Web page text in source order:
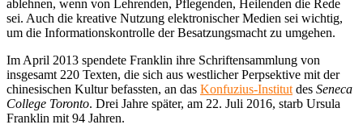
ablehnen, wenn von Lehrenden, Pflegenden, Heilenden die Rede
sei. Auch die kreative Nutzung elektronischer Medien sei wichtig,
um die Informationskontrolle der Besatzungsmacht zu umgehen.
Im April 2013 spendete Franklin ihre Schriftensammlung von
insgesamt 220 Texten, die sich aus westlicher Perpsektive mit der
chinesischen Kultur befassten, an das Konfuzius-Institut des Seneca
College Toronto. Drei Jahre später, am 22. Juli 2016, starb Ursula
Franklin mit 94 Jahren.